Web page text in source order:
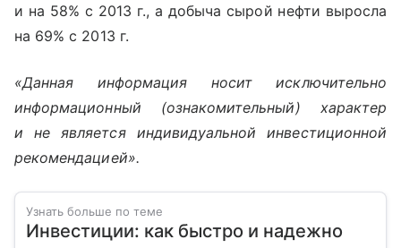
и на 58% с 2013 г., а добыча сырой нефти выросла
на 69% с 2013 г.
«Данная информация носит исключительно
информационный (ознакомительный) характер
и не является индивидуальной инвестиционной
рекомендацией».
Узнать больше по теме
Инвестиции: как быстро и надежно